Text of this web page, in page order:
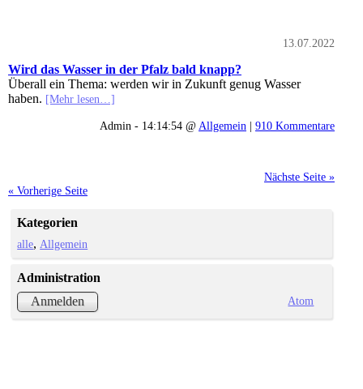
13.07.2022
Wird das Wasser in der Pfalz bald knapp?
Überall ein Thema: werden wir in Zukunft genug Wasser
haben. [Mehr lesen…]
Admin - 14:14:54 @ Allgemein | 910 Kommentare
Nächste Seite »
« Vorherige Seite
Kategorien
alle Allgemein
Administration
Anmelden
Atom